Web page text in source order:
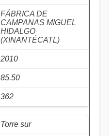
FÁBRICA DE
CAMPANAS MIGUEL
HIDALGO
(XINANTÉCATL)
2010
85.50
362
Torre sur